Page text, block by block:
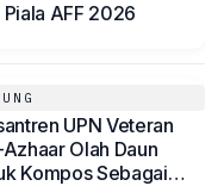
AFF 2026
UPN Veteran
Olah Daun
Kompos Sebagai